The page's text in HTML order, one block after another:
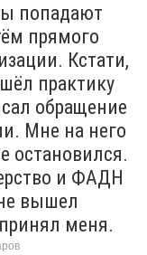
попадают
прямого
Кстати,
практику
обращение
Мне на него
остановился.
и ФАДН
вышел
меня.